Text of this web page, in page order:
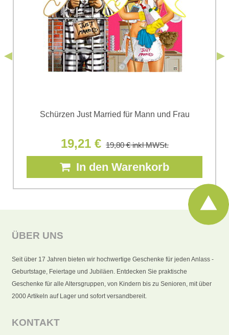
einverstanden. Ich habe dieDatenschutzbedingungen
Bomba s.r.o. zur Kenntnis genommen.*
(Erforderlich)
(Erforderlich)
Schürzen Just Married für Mann und Frau
19,21 € 19,80 €inkl MWSt.
In den Warenkorb
ÜBER UNS
Seit über 17 Jahren bieten wir hochwertige Geschenke für jeden Anlass -
Geburtstage, Feiertage und Jubiläen. Entdecken Sie praktische
Geschenke für alle Altersgruppen, von Kindern bis zu Senioren, mit über
2000 Artikeln auf Lager und sofort versandbereit.
KONTAKT